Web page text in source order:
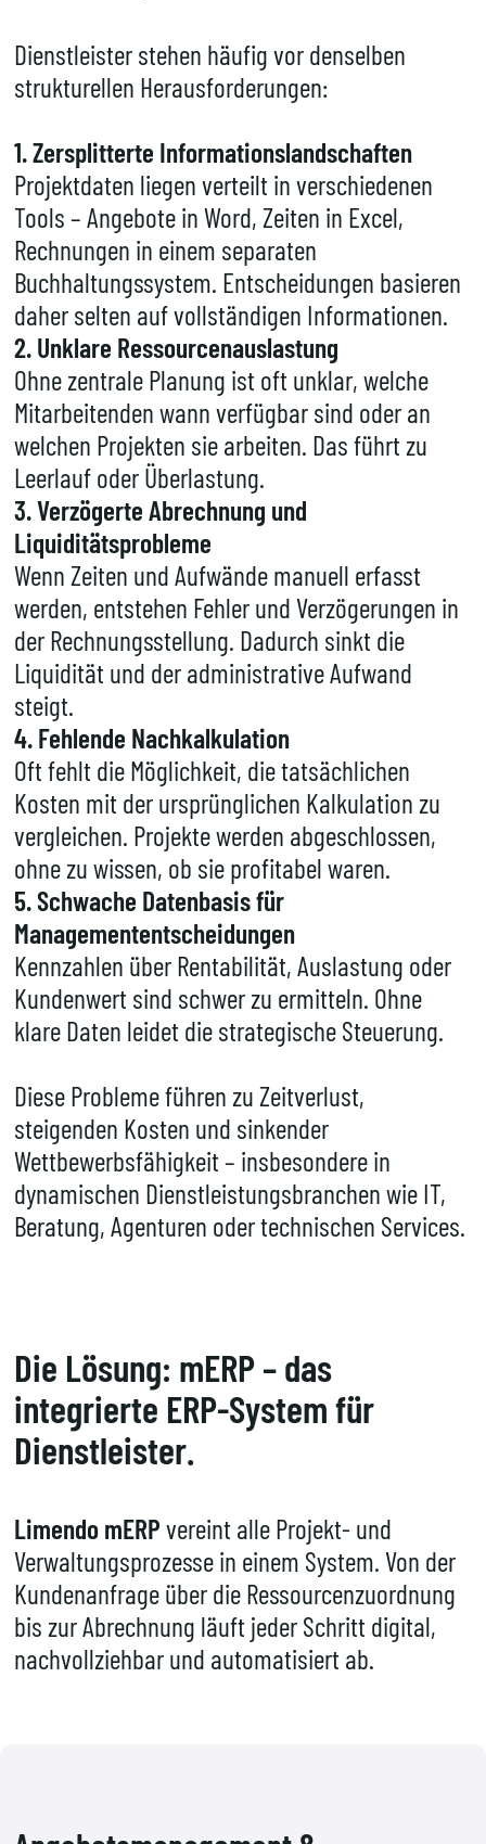
Dienstleister stehen häufig vor denselben
strukturellen Herausforderungen:
1. Zersplitterte Informationslandschaften
Projektdaten liegen verteilt in verschiedenen
Tools – Angebote in Word, Zeiten in Excel,
Rechnungen in einem separaten
Buchhaltungssystem. Entscheidungen basieren
daher selten auf vollständigen Informationen.
2. Unklare Ressourcenauslastung
Ohne zentrale Planung ist oft unklar, welche
Mitarbeitenden wann verfügbar sind oder an
welchen Projekten sie arbeiten. Das führt zu
Leerlauf oder Überlastung.
3. Verzögerte Abrechnung und
Liquiditätsprobleme
Wenn Zeiten und Aufwände manuell erfasst
werden, entstehen Fehler und Verzögerungen in
der Rechnungsstellung. Dadurch sinkt die
Liquidität und der administrative Aufwand
steigt.
4. Fehlende Nachkalkulation
Oft fehlt die Möglichkeit, die tatsächlichen
Kosten mit der ursprünglichen Kalkulation zu
vergleichen. Projekte werden abgeschlossen,
ohne zu wissen, ob sie profitabel waren.
5. Schwache Datenbasis für
Managemententscheidungen
Kennzahlen über Rentabilität, Auslastung oder
Kundenwert sind schwer zu ermitteln. Ohne
klare Daten leidet die strategische Steuerung.
Diese Probleme führen zu Zeitverlust,
steigenden Kosten und sinkender
Wettbewerbsfähigkeit – insbesondere in
dynamischen Dienstleistungsbranchen wie IT,
Beratung, Agenturen oder technischen Services.
Die Lösung: mERP – das
integrierte ERP-System für
Dienstleister.
Limendo mERPvereint alle Projekt- und
Verwaltungsprozesse in einem System. Von der
Kundenanfrage über die Ressourcenzuordnung
bis zur Abrechnung läuft jeder Schritt digital,
nachvollziehbar und automatisiert ab.